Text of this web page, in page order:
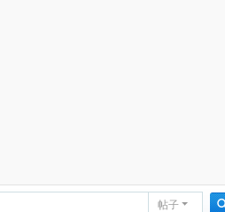
帖子